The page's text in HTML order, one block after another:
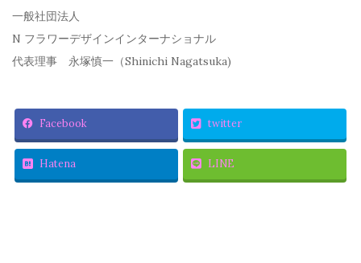
一般社団法人
N フラワーデザインインターナショナル
代表理事 永塚慎一（Shinichi Nagatsuka)
Facebook twitter
Hatena LINE